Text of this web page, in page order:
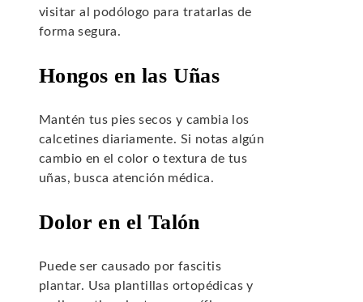
visitar al podólogo para tratarlas de
forma segura.
Hongos en las Uñas
Mantén tus pies secos y cambia los
calcetines diariamente. Si notas algún
cambio en el color o textura de tus
uñas, busca atención médica.
Dolor en el Talón
Puede ser causado por fascitis
plantar. Usa plantillas ortopédicas y